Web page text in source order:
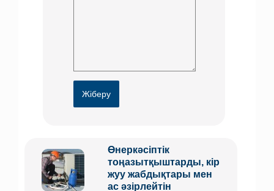
Жіберу
Өнеркәсіптік
тоңазытқыштарды, кір
жуу жабдықтары мен
ас әзірлейтін